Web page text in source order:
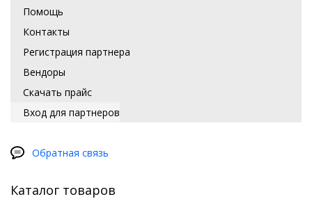
Помощь
Контакты
Регистрация партнера
Вендоры
Скачать прайс
Вход для партнеров
Обратная связь
Каталог товаров